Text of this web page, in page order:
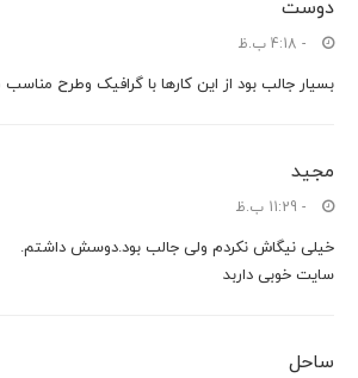
دوست
- 4:18 ب.ظ
بسیار جالب بود از این کارها با گرافیک وطرح
مجید
- 11:29 ب.ظ
خیلی نیگاش نکردم ولی جالب بود.دوسش داشتم.
سایت خوبی داربد
ساحل